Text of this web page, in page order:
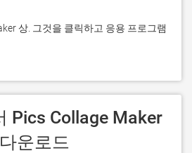
다운로드